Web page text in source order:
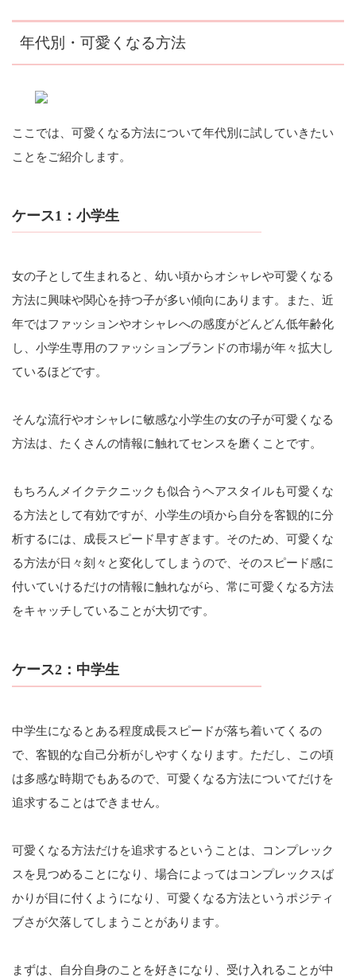
年代別・可愛くなる方法
ここでは、可愛くなる方法について年代別に試していきたい
ことをご紹介します。
ケース1：小学生
女の子として生まれると、幼い頃からオシャレや可愛くなる
方法に興味や関心を持つ子が多い傾向にあります。また、近
年ではファッションやオシャレへの感度がどんどん低年齢化
し、小学生専用のファッションブランドの市場が年々拡大し
ているほどです。
そんな流行やオシャレに敏感な小学生の女の子が可愛くなる
方法は、たくさんの情報に触れてセンスを磨くことです。
もちろんメイクテクニックも似合うヘアスタイルも可愛くな
る方法として有効ですが、小学生の頃から自分を客観的に分
析するには、成長スピード早すぎます。そのため、可愛くな
る方法が日々刻々と変化してしまうので、そのスピード感に
付いていけるだけの情報に触れながら、常に可愛くなる方法
をキャッチしていることが大切です。
ケース2：中学生
中学生になるとある程度成長スピードが落ち着いてくるの
で、客観的な自己分析がしやすくなります。ただし、この頃
は多感な時期でもあるので、可愛くなる方法についてだけを
追求することはできません。
可愛くなる方法だけを追求するということは、コンプレック
スを見つめることになり、場合によってはコンプレックスば
かりが目に付くようになり、可愛くなる方法というポジティ
ブさが欠落してしまうことがあります。
まずは、自分自身のことを好きになり、受け入れることが中